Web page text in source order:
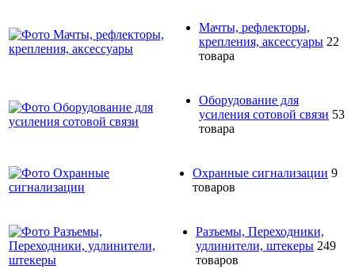
Мачты, рефлекторы,
крепления, аксессуары 22
товара
Оборудование для
усиления сотовой связи 53
товара
Охранные сигнализации 9
товаров
Разъемы, Переходники,
удлинители, штекеры 249
товаров